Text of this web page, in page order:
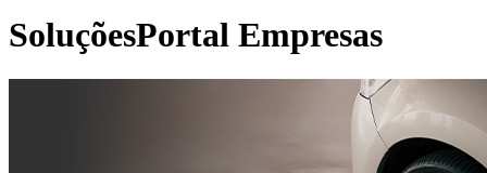
SoluçõesPortal Empresas